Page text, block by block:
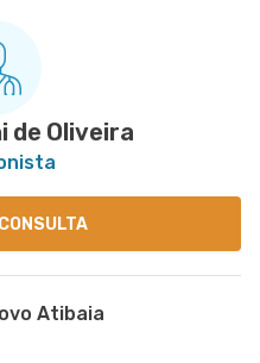
de Oliveira
Atibaia